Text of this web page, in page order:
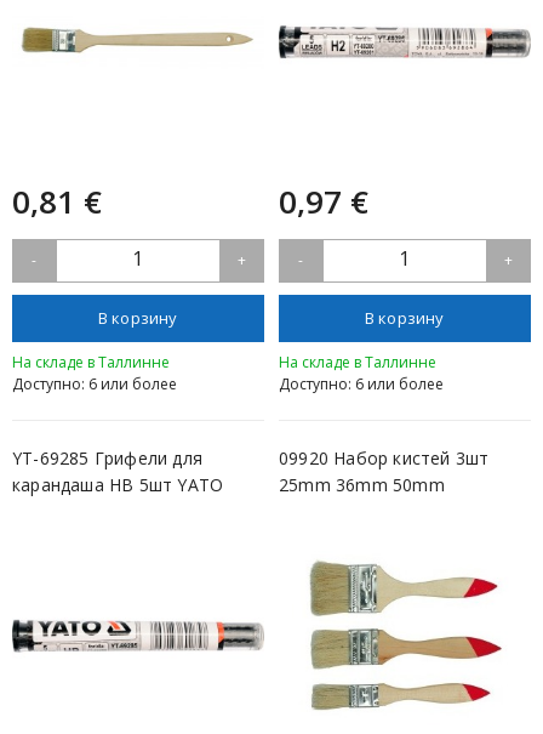
0,81 €
- 1 +
В корзину
На складе в Таллинне
Доступно: 6 или более
0,97 €
- 1 +
В корзину
На складе в Таллинне
Доступно: 6 или более
YT-69285 Грифели для
карандаша HB 5шт YATO
09920 Набор кистей 3шт
25mm 36mm 50mm